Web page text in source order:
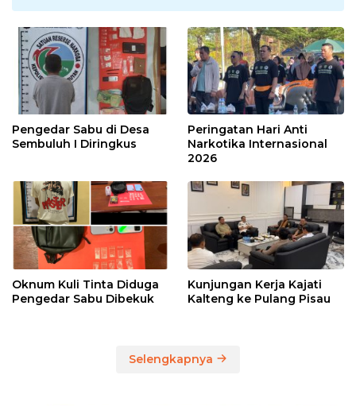
Pengedar Sabu di Desa
Sembuluh I Diringkus
Peringatan Hari Anti
Narkotika Internasional
2026
Oknum Kuli Tinta Diduga
Pengedar Sabu Dibekuk
Kunjungan Kerja Kajati
Kalteng ke Pulang Pisau
Selengkapnya